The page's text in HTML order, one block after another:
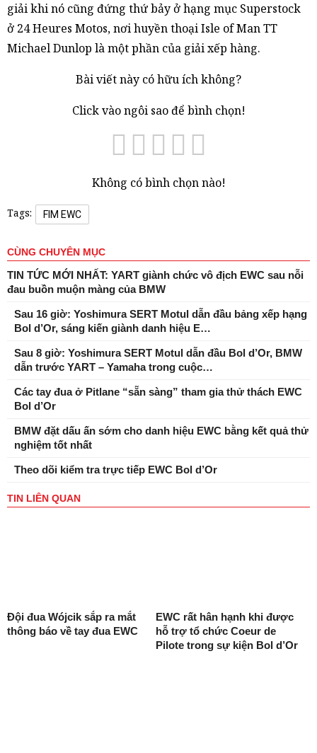
giải khi nó cũng đứng thứ bảy ở hạng mục Superstock
ở 24 Heures Motos, nơi huyền thoại Isle of Man TT
Michael Dunlop là một phần của giải xếp hàng.
Bài viết này có hữu ích không?
Click vào ngôi sao để bình chọn!
Không có bình chọn nào!
Tags: FIM EWC
CÙNG CHUYÊN MỤC
TIN TỨC MỚI NHẤT: YART giành chức vô địch EWC sau nỗi
đau buồn muộn màng của BMW
Sau 16 giờ: Yoshimura SERT Motul dẫn đầu bảng xếp hạng
Bol d’Or, sáng kiến ​​giành danh hiệu E…
Sau 8 giờ: Yoshimura SERT Motul dẫn đầu Bol d’Or, BMW
dẫn trước YART – Yamaha trong cuộc…
Các tay đua ở Pitlane “sẵn sàng” tham gia thử thách EWC
Bol d’Or
BMW đặt dấu ấn sớm cho danh hiệu EWC bằng kết quả thử
nghiệm tốt nhất
Theo dõi kiểm tra trực tiếp EWC Bol d’Or
TIN LIÊN QUAN
Đội đua Wójcik sắp ra mắt
thông báo về tay đua EWC
EWC rất hân hạnh khi được
hỗ trợ tổ chức Coeur de
Pilote trong sự kiện Bol d’Or